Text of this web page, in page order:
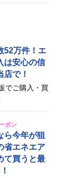
52万件！エ
は安心の信
店で！
でご購入・買
ポン
ら今年が狙
省エネエア
て買うと最